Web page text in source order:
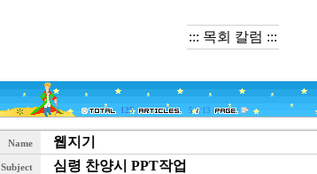
::: 목회 칼럼 :::
125 5 13
Name 웹지기
Subject
심령 찬양시 PPT작업